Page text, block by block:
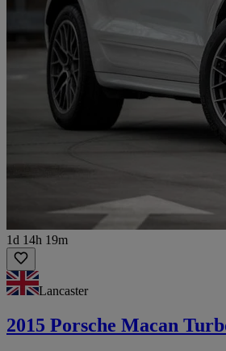
1d 14h 19m
Lancaster
2015 Porsche Macan